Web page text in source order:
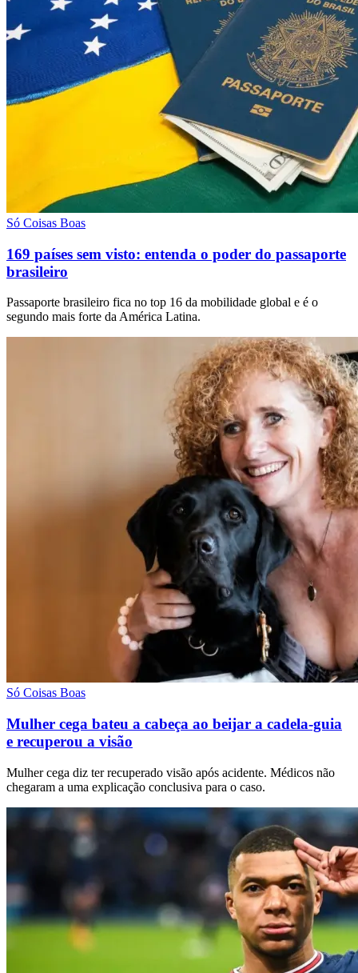
Só Coisas Boas
169 países sem visto: entenda o poder do passaporte
brasileiro
Passaporte brasileiro fica no top 16 da mobilidade global e é o
segundo mais forte da América Latina.
Só Coisas Boas
Mulher cega bateu a cabeça ao beijar a cadela-guia
e recuperou a visão
Mulher cega diz ter recuperado visão após acidente. Médicos não
chegaram a uma explicação conclusiva para o caso.